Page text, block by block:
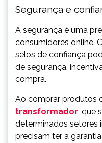
Segurança e
A segurança é uma
consumidores online.
selos de confiança
de segurança,
compra.
Ao comprar produtos
transformador, que
determinados setores
precisam ter a